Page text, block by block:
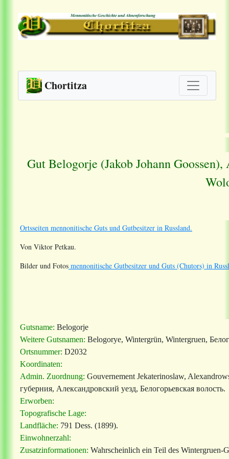
Chortitza
Gut Belogorje (Jakob Johann
Ortsseiten mennonitische Guts und Gutbesitzer in Russland.
Von Viktor Petkau.
Bilder und Fotos mennonitische Gutbesitzer und Guts (Chutors) in
Gutsname: Belogorje
Weitere Gutsnamen: Belogorye, Wintergrün, Wintergruen,
Ortsnummer: D2032
Koordinaten:
Admin. Zuordnung: Gouvernement Jekaterinoslaw,
губерния, Александровский уезд, Белогорьевская волость.
Erworben:
Topografische Lage:
Landfläche: 791 Dess. (1899).
Einwohnerzahl:
Zusatzinformationen: Wahrscheinlich ein Teil des Wintergruen-